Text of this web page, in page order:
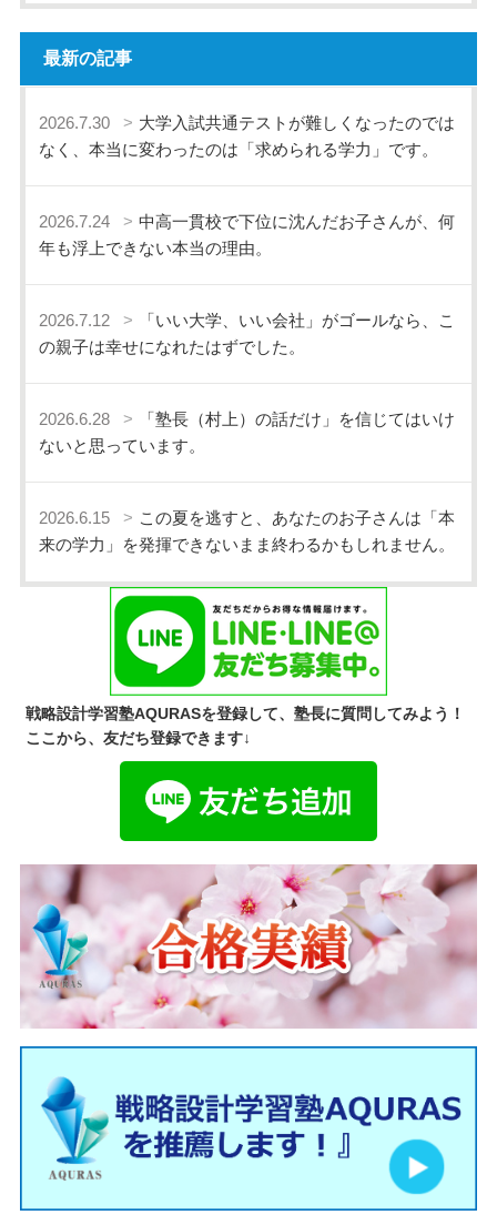
最新の記事
2026.7.30
大学入試共通テストが難しくなったのでは
なく、本当に変わったのは「求められる学力」です。
2026.7.24
中高一貫校で下位に沈んだお子さんが、何
年も浮上できない本当の理由。
2026.7.12
「いい大学、いい会社」がゴールなら、こ
の親子は幸せになれたはずでした。
2026.6.28
「塾長（村上）の話だけ」を信じてはいけ
ないと思っています。
2026.6.15
この夏を逃すと、あなたのお子さんは「本
来の学力」を発揮できないまま終わるかもしれません。
戦略設計学習塾AQURASを登録して、塾長に質問してみよう！
ここから、友だち登録できます↓